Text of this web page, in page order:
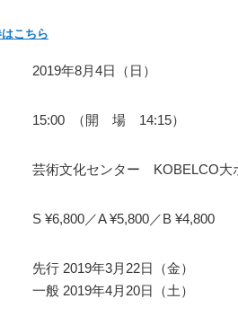
こちら
2019年8月4日（日）
15:00 （開 場 14:15）
芸術文化センター KOBELCO大
S ¥6,800／A ¥5,800／B ¥4,800
先行 2019年3月22日（金）
一般 2019年4月20日（土）